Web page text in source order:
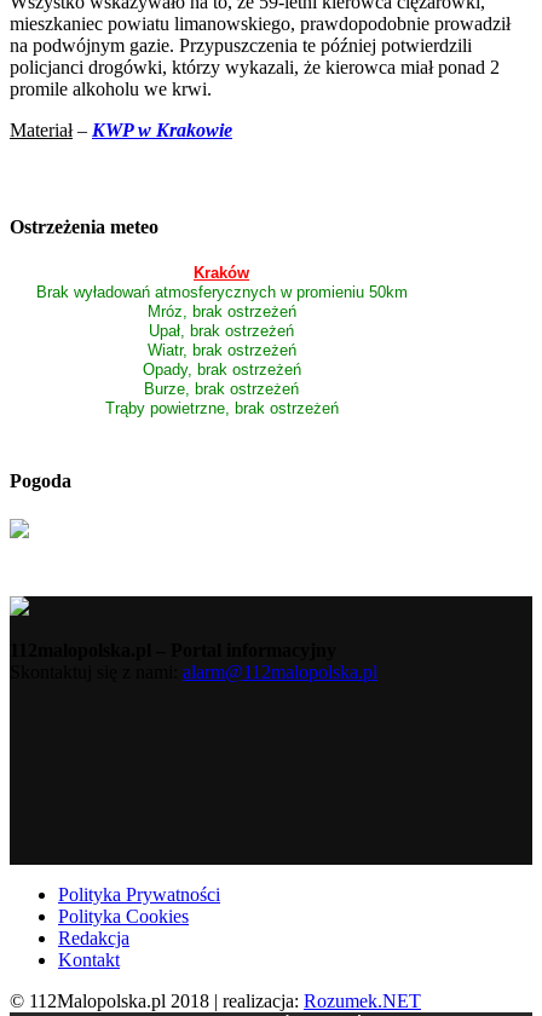
mieszkaniec powiatu limanowskiego, prawdopodobnie prowadził
na podwójnym gazie. Przypuszczenia te później potwierdzili
policjanci drogówki, którzy wykazali, że kierowca miał ponad 2
promile alkoholu we krwi.
Materiał– KWP w Krakowie
Ostrzeżenia meteo
Kraków
Brak wyładowań atmosferycznych w promieniu 50km
Mróz, brak ostrzeżeń
Upał, brak ostrzeżeń
Wiatr, brak ostrzeżeń
Opady, brak ostrzeżeń
Burze, brak ostrzeżeń
Trąby powietrzne, brak ostrzeżeń
Pogoda
alarm@112malopolska.pl
Polityka Prywatności
Polityka Cookies
Redakcja
Kontakt
© 112Malopolska.pl 2018 | realizacja: Rozumek.NET